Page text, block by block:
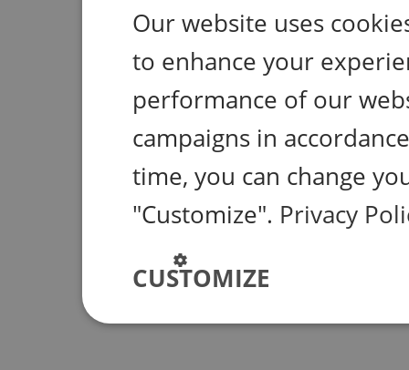
Our website uses
to enhance your
performance of our
campaigns in
time, you can change
"Customize". Privacy
CUSTOMIZE